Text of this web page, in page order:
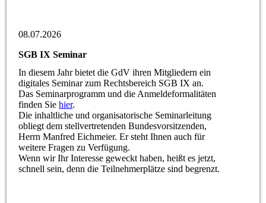
08.07.2026
SGB IX Seminar
In diesem Jahr bietet die GdV ihren Mitgliedern ein
digitales Seminar zum Rechtsbereich SGB IX an.
Das Seminarprogramm und die Anmeldeformalitäten
finden Siehier.
Die inhaltliche und organisatorische Seminarleitung
obliegt dem stellvertretenden Bundesvorsitzenden,
Herrn Manfred Eichmeier. Er steht Ihnen auch für
weitere Fragen zu Verfügung.
Wenn wir Ihr Interesse geweckt haben, heißt es jetzt,
schnell sein, denn die Teilnehmerplätze sind begrenzt.